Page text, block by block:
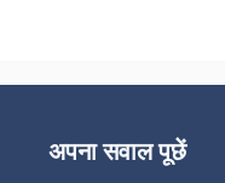
अपना सवाल पूछें